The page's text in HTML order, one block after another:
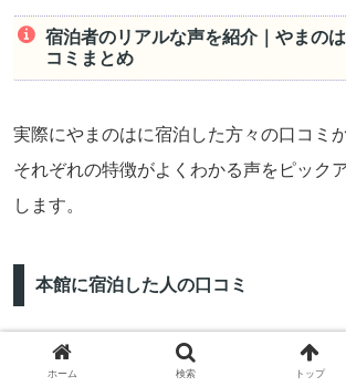
宿泊者のリアルな声を紹介｜やまの
コミまとめ
実際にやまのはに宿泊した方々の口コミ
それぞれの特徴がよくわかる声をピック
します。
本館に宿泊した人の口コミ
駅からすぐで子ども連れでも移動が
ホーム 検索 トップ